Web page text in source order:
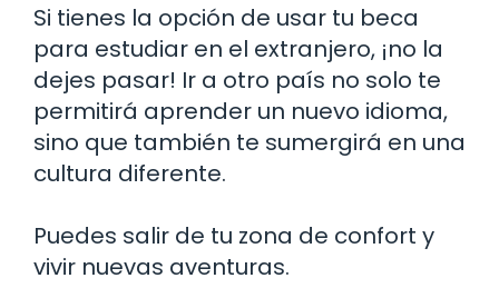
Si tienes la opción de usar tu beca
para estudiar en el extranjero, ¡no la
dejes pasar! Ir a otro país no solo te
permitirá aprender un nuevo idioma,
sino que también te sumergirá en una
cultura diferente.
Puedes salir de tu zona de confort y
vivir nuevas aventuras.